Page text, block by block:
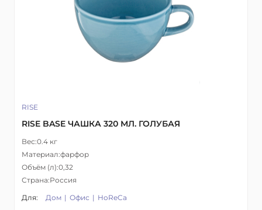
RISE
RISE BASE ЧАШКА 320 МЛ. ГОЛУБАЯ
Вес:0.4 кг
Материал:фарфор
Объём (л):0,32
Страна:Россия
Для:
Дом Офис HoReCa